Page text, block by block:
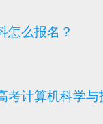
怎么报名？
考计算机科学